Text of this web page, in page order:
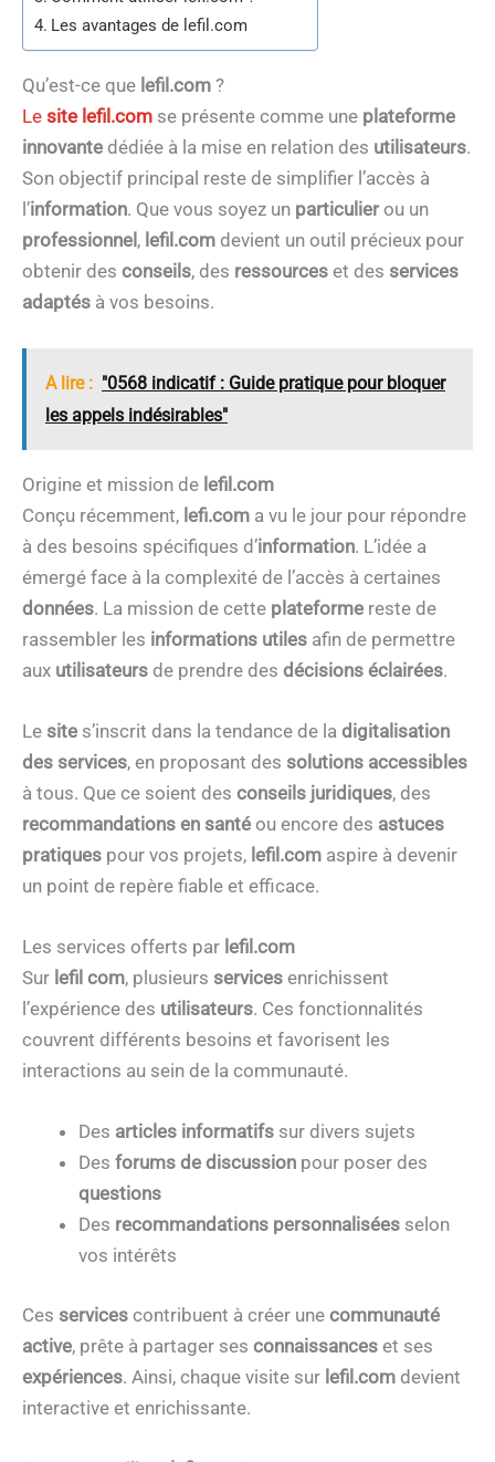
Les avantages de lefil.com
Qu’est-ce que lefil.com ?
Le site lefil.com se présente comme une plateforme
innovante dédiée à la mise en relation des utilisateurs.
Son objectif principal reste de simplifier l’accès à
l’information. Que vous soyez un particulierou un
professionnel , lefil.com devient un outil précieux pour
obtenir des conseils, des ressources et des services
adaptés à vos besoins.
A lire : "0568 indicatif : Guide pratique pour bloquer
les appels indésirables"
Origine et mission de lefil.com
Conçu récemment, lefi.com a vu le jour pour répondre
à des besoins spécifiques d’information. L’idée a
émergé face à la complexité de l’accès à certaines
données. La mission de cette plateforme reste de
rassembler les informations utiles afin de permettre
aux utilisateurs de prendre des décisions éclairées.
Le site s’inscrit dans la tendance de la digitalisation
des services, en proposant des solutions accessibles
à tous. Que ce soient des conseils juridiques, des
recommandations en santé ou encore des astuces
pratiques pour vos projets, lefil.com aspire à devenir
un point de repère fiable et efficace.
Les services offerts par lefil.com
Sur lefil com, plusieurs services enrichissent
l’expérience des utilisateurs. Ces fonctionnalités
couvrent différents besoins et favorisent les
interactions au sein de la communauté.
Des articles informatifs sur divers sujets
Des forums de discussion pour poser des
questions
Des recommandations personnalisées selon
vos intérêts
Ces services contribuent à créer une communauté
active, prête à partager ses connaissances et ses
expériences. Ainsi, chaque visite sur lefil.com devient
interactive et enrichissante.